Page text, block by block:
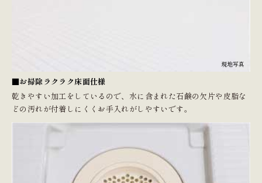
現地写真
■お掃除ラクラク床面仕様
乾きやすい加工をしているので、水に含まれた石鹸の欠片や皮脂な
どの汚れが付着しにくくお手入れがしやすいです。